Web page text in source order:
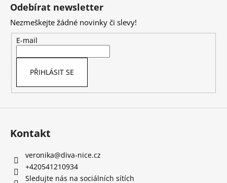
Odebírat newsletter
Nezmeškejte žádné novinky či slevy!
E-mail
PŘIHLÁSIT SE
Kontakt
veronika@diva-nice.cz
+420541210934
Sledujte nás na sociálních sítích